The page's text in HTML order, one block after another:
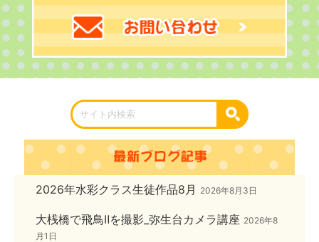
2026年水彩クラス生徒作品8月 2026年8月3日
大桟橋で飛鳥Ⅱを撮影_弥生台カメラ講座 2026年8
月1日